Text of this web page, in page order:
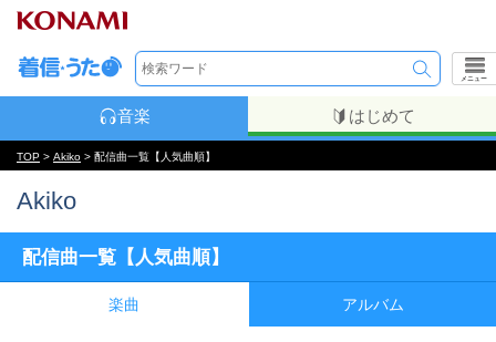
メニュー
音楽 はじめて
TOP > Akiko > 配信曲一覧【人気曲順】
Akiko
配信曲一覧【人気曲順】
楽曲 アルバム